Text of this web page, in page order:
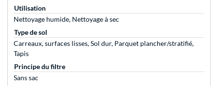
Utilisation
Nettoyage humide, Nettoyage à sec
Type de sol
Carreaux, surfaces lisses, Sol dur, Parquet plancher/stratifié,
Tapis
Principe du filtre
Sans sac